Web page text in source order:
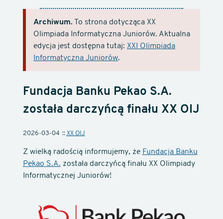
Archiwum. To strona dotycząca XX
Olimpiada Informatyczna Juniorów. Aktualna
edycja jest dostępna tutaj: XXI Olimpiada
Informatyczna Juniorów.
Fundacja Banku Pekao S.A.
została darczyńcą finału XX OIJ
2026-03-04 XX OIJ
Z wielką radością informujemy, że Fundacja Banku
Pekao S.A. została darczyńcą finału XX Olimpiady
Informatycznej Juniorów!